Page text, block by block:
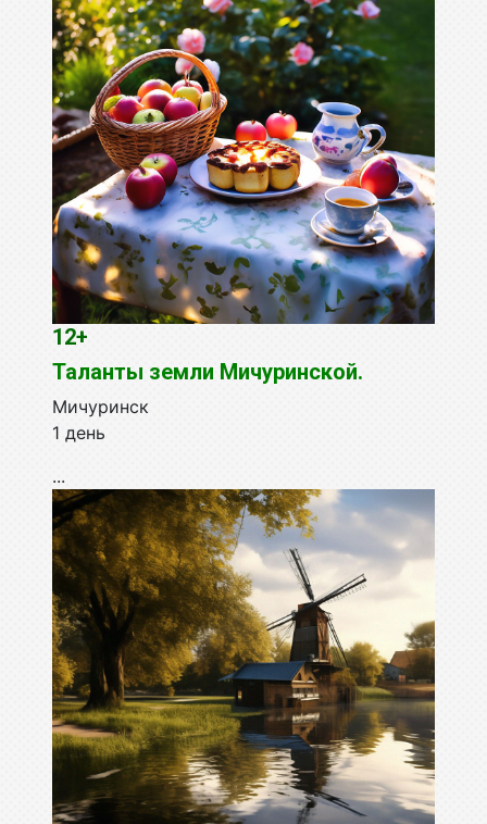
12+
Таланты земли Мичуринской.
Мичуринск
1 день
...